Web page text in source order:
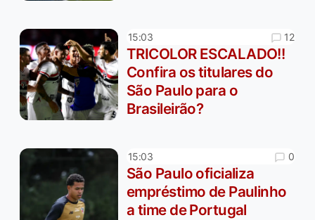
15:03 12
TRICOLOR ESCALADO!!
Confira os titulares do
São Paulo para o
Brasileirão?
15:03 0
São Paulo oficializa
empréstimo de Paulinho
a time de Portugal